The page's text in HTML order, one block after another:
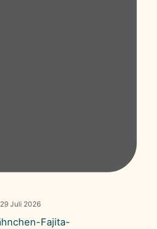
29 Juli 2026